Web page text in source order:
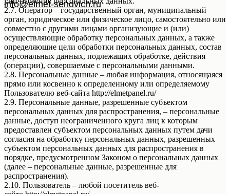
info@elmet-sendvich.ru
2.7. Оператор – государственный орган, муниципальный
орган, юридическое или физическое лицо, самостоятельно или
совместно с другими лицами организующие и (или)
осуществляющие обработку персональных данных, а также
определяющие цели обработки персональных данных, состав
персональных данных, подлежащих обработке, действия
(операции), совершаемые с персональными данными.
2.8. Персональные данные – любая информация, относящаяся
прямо или косвенно к определенному или определяемому
Пользователю веб-сайта http://elmetpanel.ru/
2.9. Персональные данные, разрешенные субъектом
персональных данных для распространения, – персональные
данные, доступ неограниченного круга лиц к которым
предоставлен субъектом персональных данных путем дачи
согласия на обработку персональных данных, разрешенных
субъектом персональных данных для распространения в
порядке, предусмотренном Законом о персональных данных
(далее – персональные данные, разрешенные для
распространения).
2.10. Пользователь – любой посетитель веб-